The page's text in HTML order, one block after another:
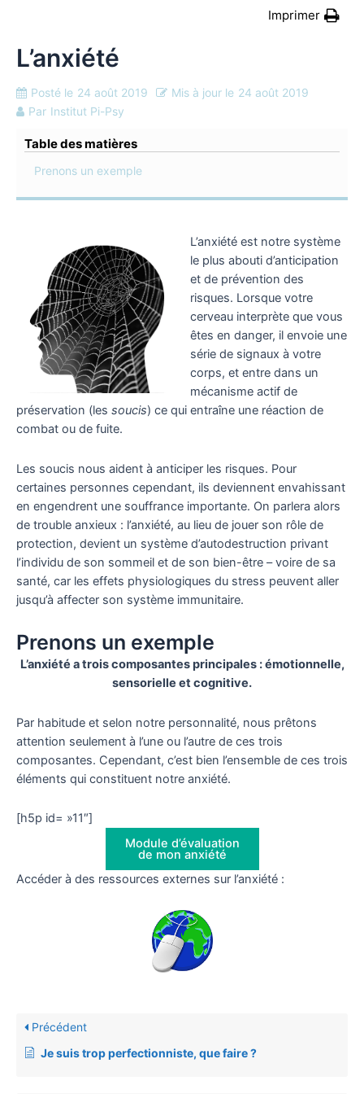
Imprimer
L’anxiété
Posté le 24 août 2019 Mis à jour le 24 août 2019
Par Institut Pi-Psy
Table des matières
Prenons un exemple
L’anxiété est notre système
le plus abouti d’anticipation
et de prévention des
risques. Lorsque votre
cerveau interprète que vous
êtes en danger, il envoie une
série de signaux à votre
corps, et entre dans un
mécanisme actif de
préservation (les soucis) ce qui entraîne une réaction de
combat ou de fuite.
Les soucis nous aident à anticiper les risques. Pour
certaines personnes cependant, ils deviennent envahissant
en engendrent une souffrance importante. On parlera alors
de trouble anxieux : l’anxiété, au lieu de jouer son rôle de
protection, devient un système d’autodestruction privant
l’individu de son sommeil et de son bien-être – voire de sa
santé, car les effets physiologiques du stress peuvent aller
jusqu’à affecter son système immunitaire.
Prenons un exemple
L’anxiété a trois composantes principales : émotionnelle,
sensorielle et cognitive.
Par habitude et selon notre personnalité, nous prêtons
attention seulement à l’une ou l’autre de ces trois
composantes. Cependant, c’est bien l’ensemble de ces trois
éléments qui constituent notre anxiété.
[h5p id= »11″]
Module d’évaluation
de mon anxiété
Accéder à des ressources externes sur l’anxiété :
Précédent
Je suis trop perfectionniste, que faire ?